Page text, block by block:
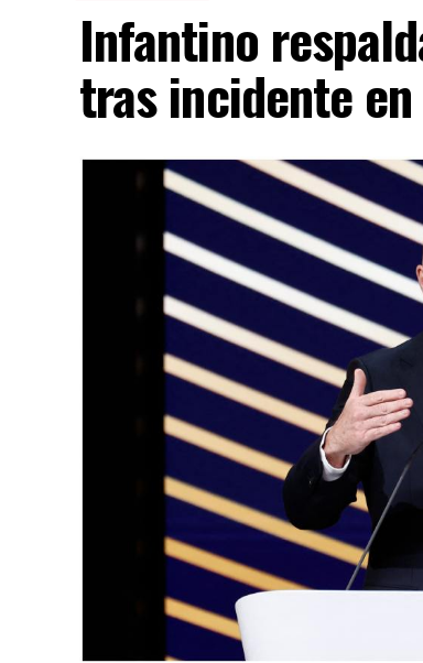
Infantino
tras incidente